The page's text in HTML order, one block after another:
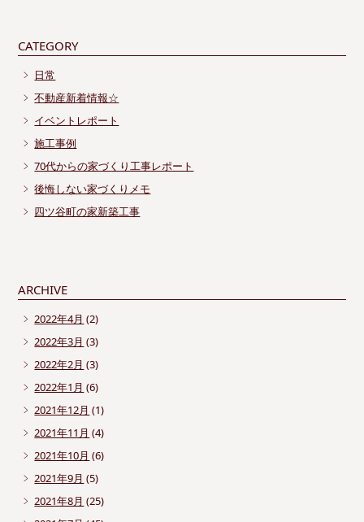
CATEGORY
日常
不動産新着情報☆
イベントレポート
施工事例
70代からの家づくり工事レポート
後悔しない家づくりメモ
四ツ谷町の家新築工事
ARCHIVE
2022年4月 (2)
2022年3月 (3)
2022年2月 (3)
2022年1月 (6)
2021年12月 (1)
2021年11月 (4)
2021年10月 (6)
2021年9月 (5)
2021年8月 (25)